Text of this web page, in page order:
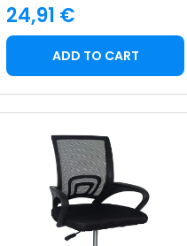
Price
24,91 €
ADD TO CART